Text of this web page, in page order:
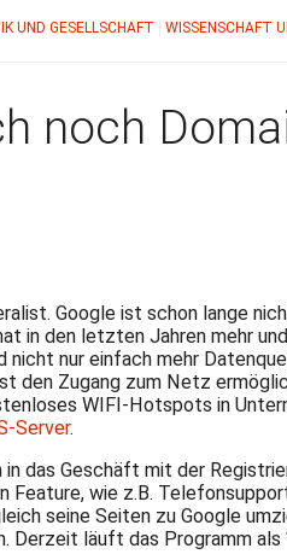
UND GESELLSCHAFT WISSENSCHAFT
noch
Google ist schon lange
in den letzten Jahren mehr
nicht nur einfach mehr
den Zugang zum Netz
WIFI-Hotspots in
-Server.
das Geschäft mit der
Feature, wie z.B.
seine Seiten zu Google
Derzeit läuft das Programm als